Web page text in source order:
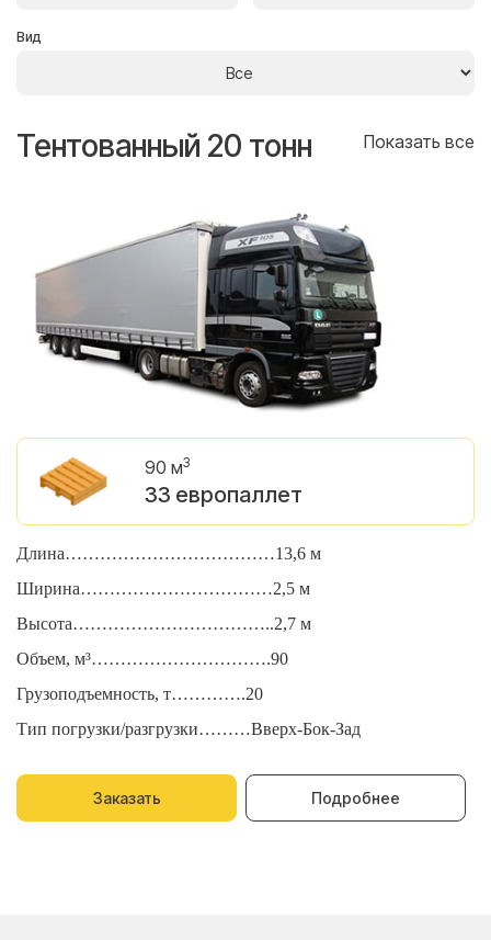
Вид
Тентованный 20 тонн Показать все
90 м3
33 европаллет
Длина………………………………13,6 м
Ширина……………………………2,5 м
Высота……………………………..2,7 м
Объем, м³………………………….90
Грузоподъемность, т………….20
Тип погрузки/разгрузки………Вверх-Бок-Зад
Заказать Подробнее